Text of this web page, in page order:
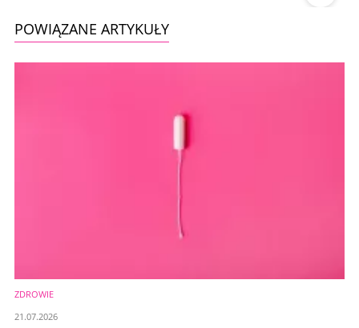
POWIĄZANE ARTYKUŁY
ZDROWIE
21.07.2026